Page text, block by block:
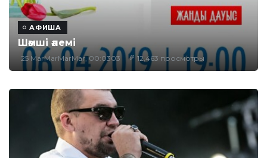
АФИША
Шәмші әлемі
25 MarMarMarMar, 00:0303 12,463 просмотры